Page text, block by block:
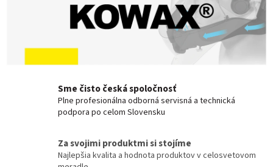
Sme čisto česká spoločnosť
Plne profesionálna odborná servisná a technická
podpora po celom Slovensku
Za svojimi produktmi si stojíme
Najlepšia kvalita a hodnota produktov v celosvetovom